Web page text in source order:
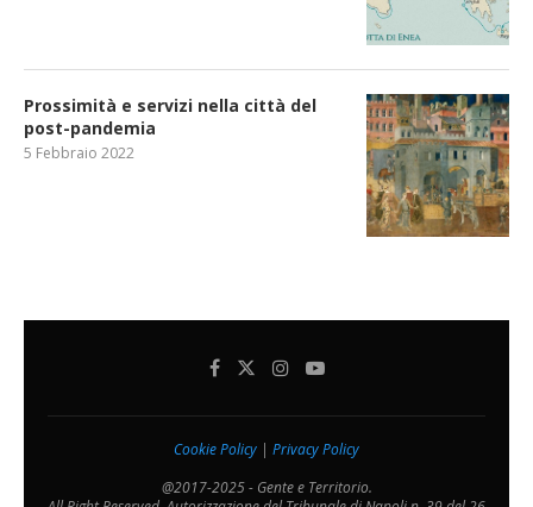
Prossimità e servizi nella città del
post-pandemia
5 Febbraio 2022
Cookie Policy | Privacy Policy
@2017-2025 - Gente e Territorio.